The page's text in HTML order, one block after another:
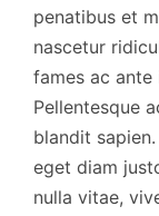
penatibus et
nascetur
fames ac ante
Pellentesque
blandit
eget diam
nulla vitae,